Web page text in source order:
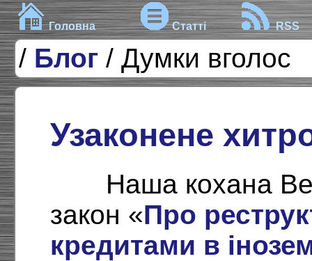
/ Блог / Думки вголос
Узаконене
Наша кохана
закон «Про
кредитами в
Головна Статті RSS